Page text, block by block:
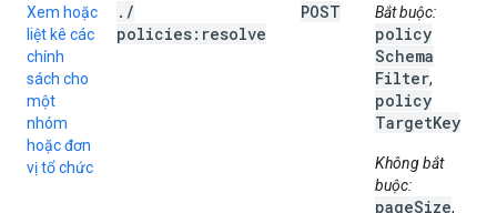
Xem hoặc
liệt kê các
chính
sách cho
một
nhóm
hoặc đơn
vị tổ chức
. /
policies:resolve
POST Bắt buộc:
policy
Schema
Filter,
policy
TargetKey
Không bắt
buộc:
pageSize,